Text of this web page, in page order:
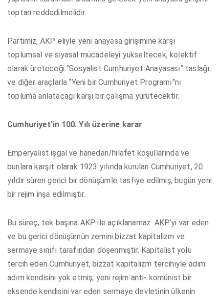
toptan reddedilmelidir.
Partimiz, AKP eliyle yeni anayasa girişimine karşı
toplumsal ve siyasal mücadeleyi yükseltecek, kolektif
olarak üreteceği “Sosyalist Cumhuriyet Anayasası” taslağı
ve diğer araçlarla “Yeni bir Cumhuriyet Programı”nı
topluma anlatacağı karşı bir çalışma yürütecektir.
Cumhuriyet’in 100. Yılı üzerine karar
Emperyalist işgal ve hanedan/hilafet koşullarında ve
bunlara karşıt olarak 1923 yılında kurulan Cumhuriyet, 20
yıldır süren gerici bir dönüşümle tasfiye edilmiş, bugün yeni
bir rejim inşa edilmiştir.
Bu süreç, tek başına AKP ile açıklanamaz. AKP’yi var eden
ve bu gerici dönüşümün zemini bizzat kapitalizm ve
sermaye sınıfı tarafından döşenmiştir. Kapitalist yolu
tercih eden Cumhuriyet, bizzat kapitalizm tercihiyle adım
adım kendisini yok etmiş, yeni rejim anti- komünist bir
eksende kendisini var eden sermaye devletinin ülkenin